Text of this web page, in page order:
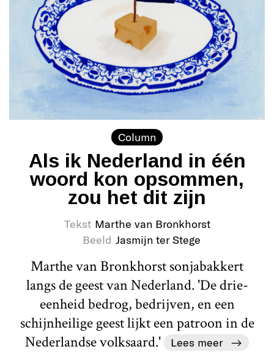
Column
Als ik Nederland in één
woord kon opsommen,
zou het dit zijn
Tekst Marthe van Bronkhorst
Beeld Jasmijn ter Stege
Marthe van Bronkhorst sonjabakkert
langs de geest van Nederland. 'De drie-
eenheid bedrog, bedrijven, en een
schijnheilige geest lijkt een patroon in de
Nederlandse volksaard.'
Lees meer